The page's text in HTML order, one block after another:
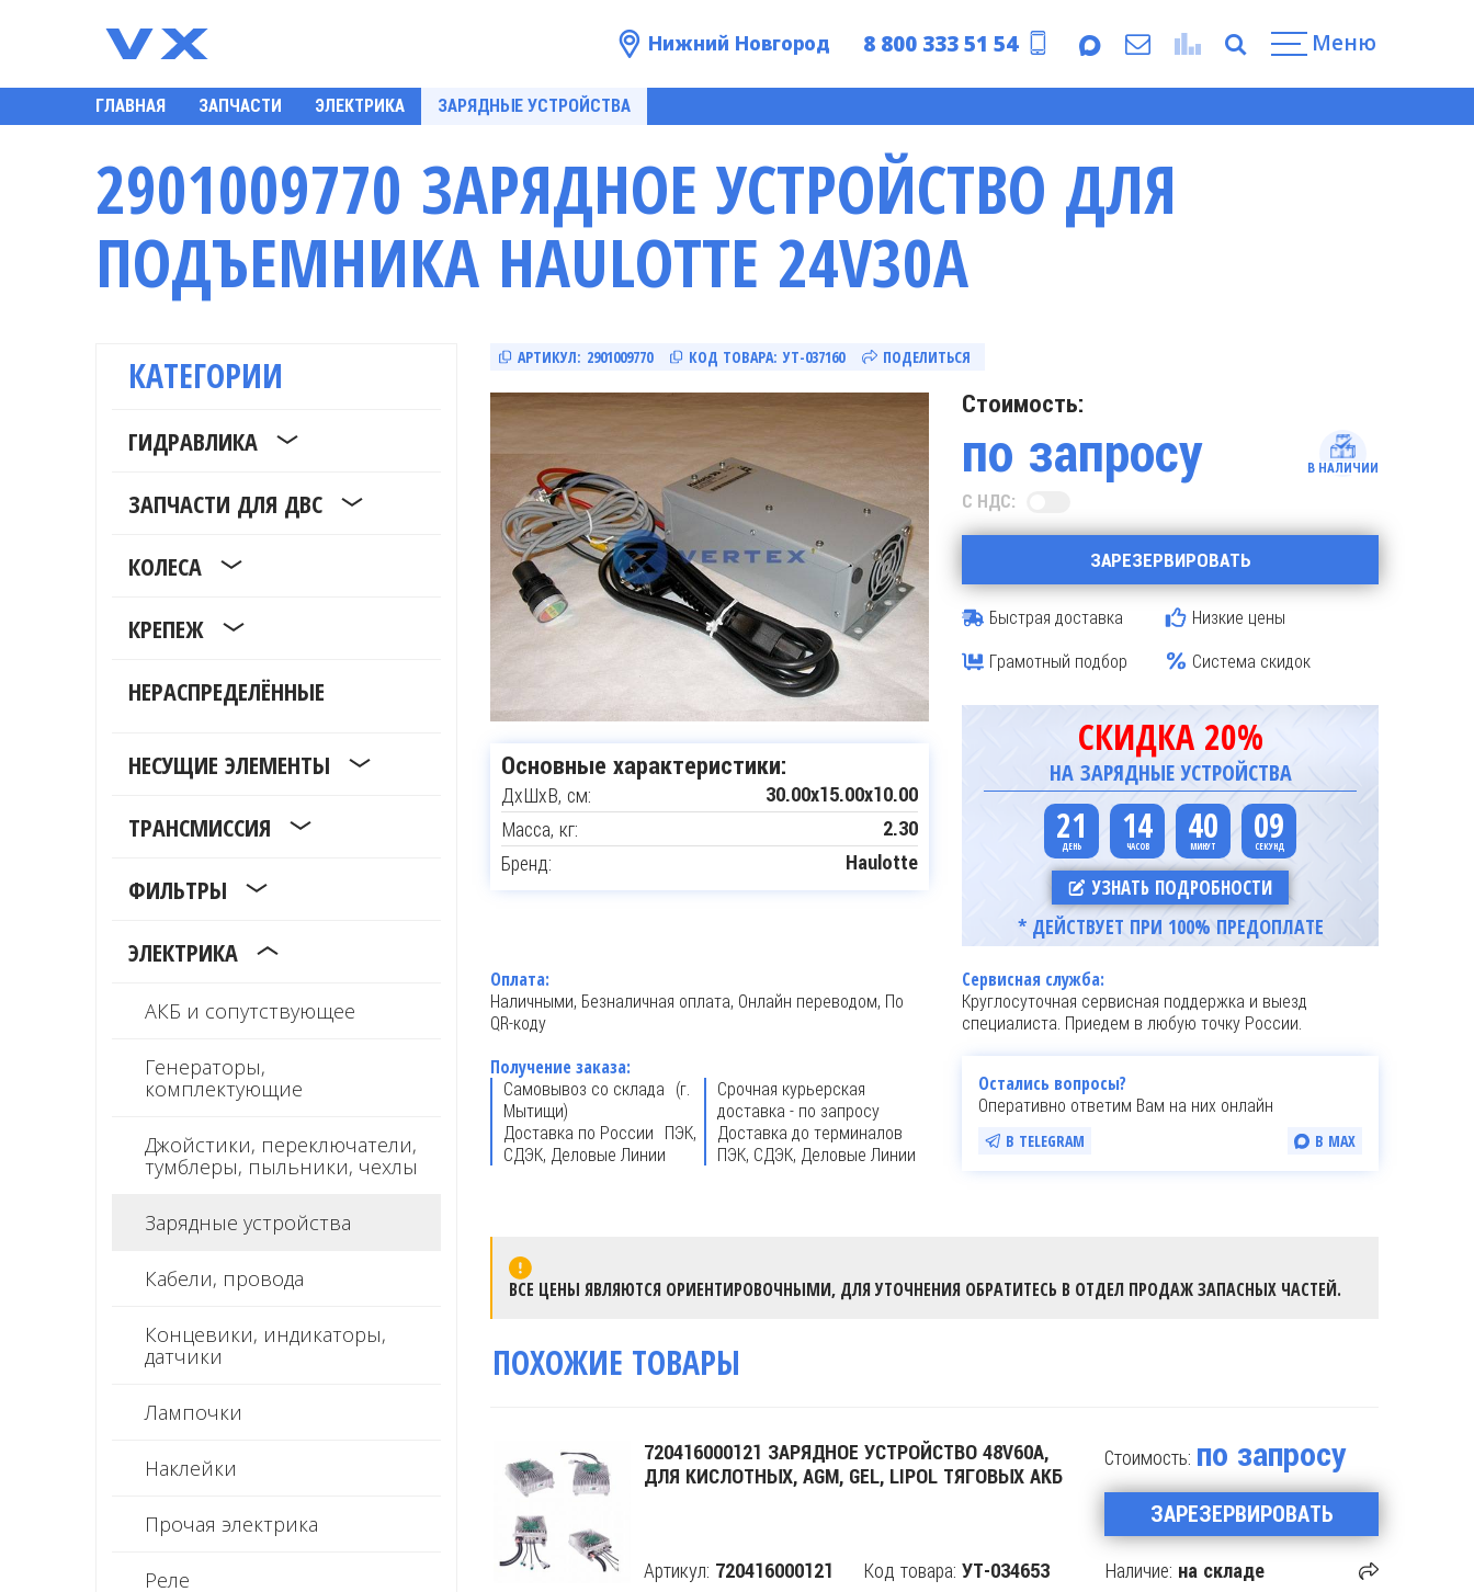
Нижний Новгород 8 800 333 51 54 Меню
ГЛАВНАЯ ЗАПЧАСТИ ЭЛЕКТРИКА ЗАРЯДНЫЕ УСТРОЙСТВА
2901009770 ЗАРЯДНОЕ УСТРОЙСТВО ДЛЯ
ПОДЪЕМНИКА HAULOTTE 24V30A
КАТЕГОРИИ
ГИДРАВЛИКА
ЗАПЧАСТИ ДЛЯ ДВС
КОЛЕСА
КРЕПЕЖ
НЕРАСПРЕДЕЛЁННЫЕ
НЕСУЩИЕ ЭЛЕМЕНТЫ
ТРАНСМИССИЯ
ФИЛЬТРЫ
ЭЛЕКТРИКА
АКБ и сопутствующее
Генераторы,
комплектующие
Джойстики, переключатели,
тумблеры, пыльники, чехлы
Зарядные устройства
Кабели, провода
Концевики, индикаторы,
датчики
Лампочки
Наклейки
Прочая электрика
Реле
АРТИКУЛ: 2901009770 КОД ТОВАРА: УТ-037160 ПОДЕЛИТЬСЯ
Основные характеристики:
ДxШxВ, см: 30.00x15.00x10.00
Масса, кг: 2.30
Бренд: Haulotte
Стоимость:
по запросу В НАЛИЧИИ
С НДС:
ЗАРЕЗЕРВИРОВАТЬ
Быстрая доставка
Низкие цены
Грамотный подбор
Система скидок
СКИДКА 20%
НА ЗАРЯДНЫЕ УСТРОЙСТВА
21 14 40 08
УЗНАТЬ ПОДРОБНОСТИ
* ДЕЙСТВУЕТ ПРИ 100% ПРЕДОПЛАТЕ
Оплата:
Наличными, Безналичная оплата, Онлайн переводом, По
QR-коду
Получение заказа:
Самовывоз со склада (г.
Мытищи)
Срочная курьерская
доставка - по запросу
Доставка по России ПЭК,
СДЭК, Деловые Линии
Доставка до терминалов
ПЭК, СДЭК, Деловые Линии
Сервисная служба:
Круглосуточная сервисная поддержка и выезд
специалиста. Приедем в любую точку России.
Остались вопросы?
Оперативно ответим Вам на них онлайн
В TELEGRAM В MAX
ВСЕ ЦЕНЫ ЯВЛЯЮТСЯ ОРИЕНТИРОВОЧНЫМИ, ДЛЯ УТОЧНЕНИЯ ОБРАТИТЕСЬ В ОТДЕЛ ПРОДАЖ ЗАПАСНЫХ ЧАСТЕЙ.
ПОХОЖИЕ ТОВАРЫ
720416000121 ЗАРЯДНОЕ УСТРОЙСТВО 48V60A,
ДЛЯ КИСЛОТНЫХ, AGM, GEL, LIPOL ТЯГОВЫХ АКБ
Артикул: 720416000121 Код товара: УТ-034653
Стоимость: по запросу
ЗАРЕЗЕРВИРОВАТЬ
Наличие: на складе
Поделится